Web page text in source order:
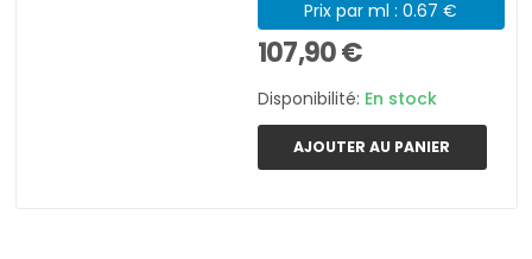
Prix par ml : 0.67 €
107,90 €
Disponibilité: En stock
AJOUTER AU PANIER